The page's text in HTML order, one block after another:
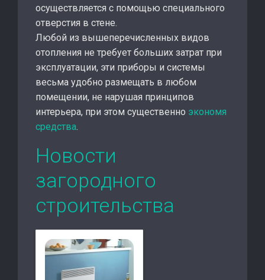
осуществляется с помощью специального
отверстия в стене.
Любой из вышеперечисленных видов
отопления не требует больших затрат при
эксплуатации, эти приборы и системы
весьма удобно размещать в любом
помещении, не нарушая принципов
интерьера, при этом существенно экономя
средства.
Новости
загородного
строительства